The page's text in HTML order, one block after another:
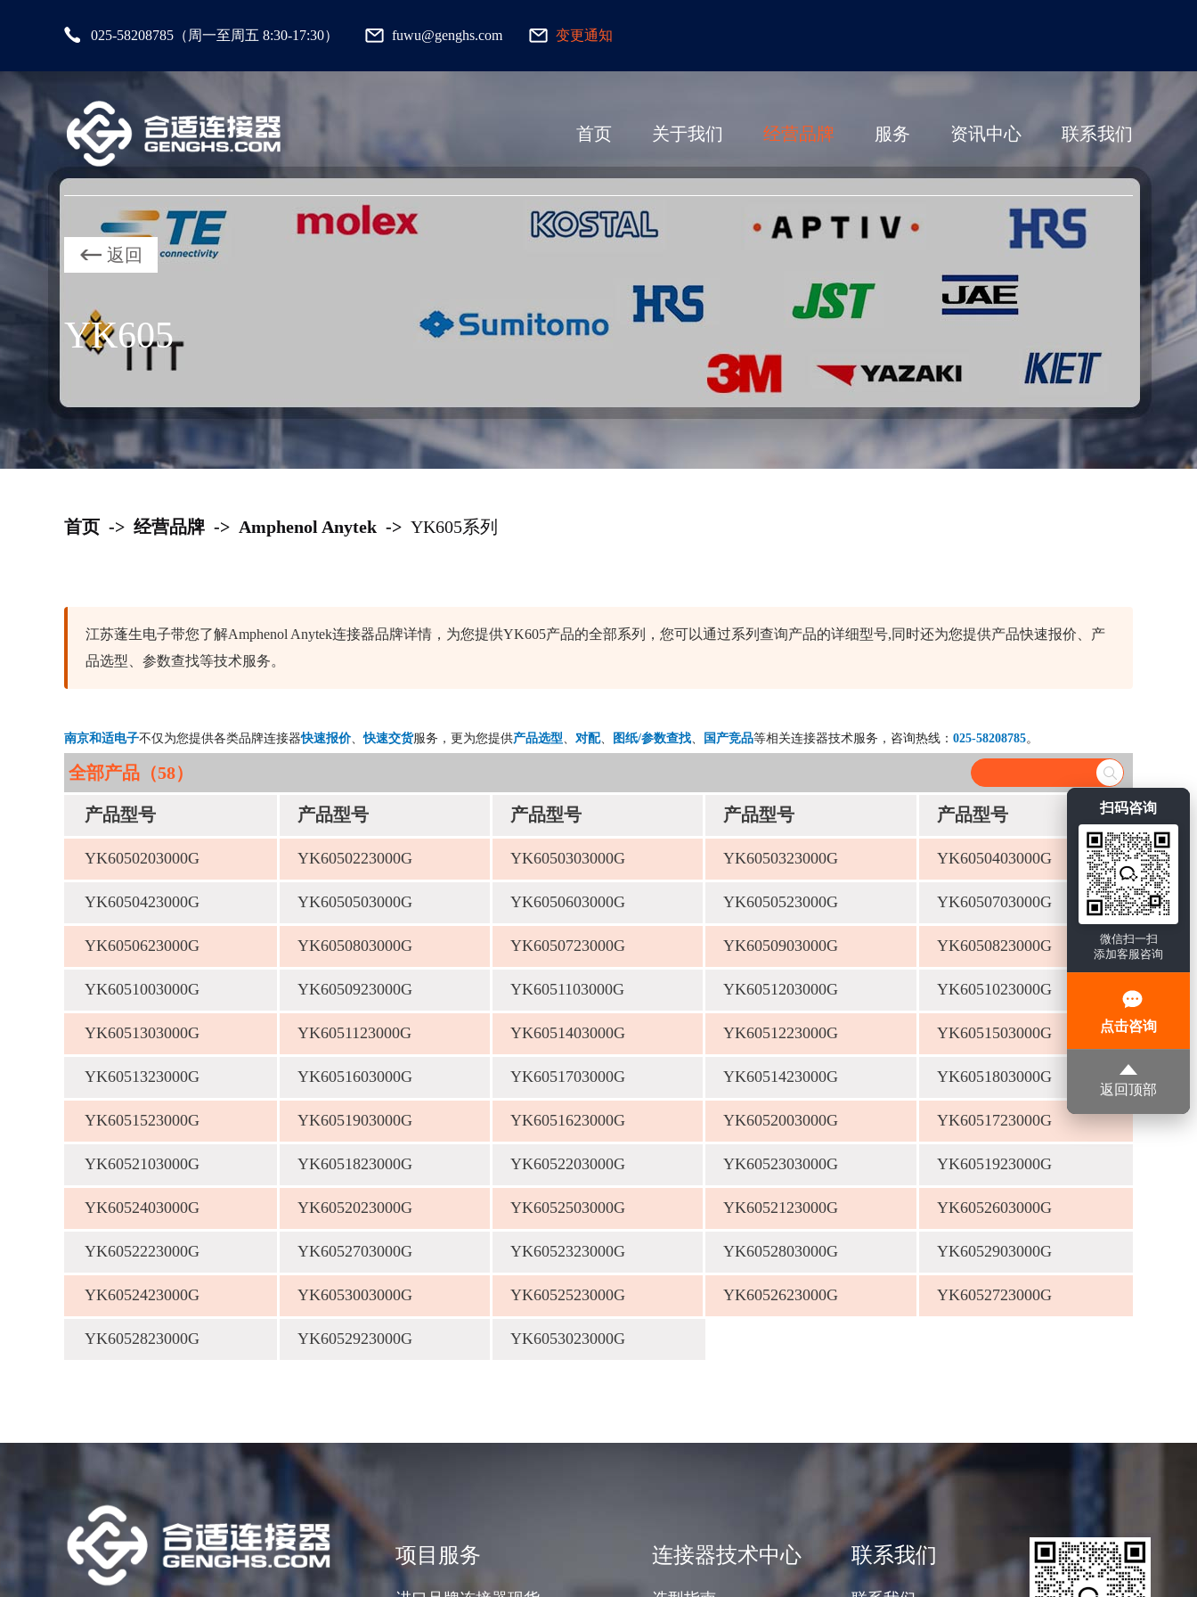
扫码咨询
微信扫一扫
添加客服咨询
点击咨询
返回顶部
025-58208785（周一至周五 8:30-17:30） fuwu@genghs.com 变更通知
首页 关于我们 经营品牌 服务 资讯中心 联系我们
返回
YK605
首页 -> 经营品牌 -> Amphenol Anytek -> YK605系列
江苏蓬生电子带您了解Amphenol Anytek连接器品牌详情，为您提供YK605产品的全部系列，您可以通过系列查询产品的详细型号,同时还为您提供产品快速报价、产
品选型、参数查找等技术服务。
南京和适电子不仅为您提供各类品牌连接器快速报价、快速交货服务，更为您提供产品选型、 对配、 图纸/参数查找、 国产竞品等相关连接器技术服务，咨询热线： 025-58208785。
全部产品（58）
产品型号 产品型号 产品型号 产品型号 产品型号
YK6050203000G YK6050223000G YK6050303000G YK6050323000G YK6050403000G
YK6050423000G YK6050503000G YK6050603000G YK6050523000G YK6050703000G
YK6050623000G YK6050803000G YK6050723000G YK6050903000G YK6050823000G
YK6051003000G YK6050923000G YK6051103000G YK6051203000G YK6051023000G
YK6051303000G YK6051123000G YK6051403000G YK6051223000G YK6051503000G
YK6051323000G YK6051603000G YK6051703000G YK6051423000G YK6051803000G
YK6051523000G YK6051903000G YK6051623000G YK6052003000G YK6051723000G
YK6052103000G YK6051823000G YK6052203000G YK6052303000G YK6051923000G
YK6052403000G YK6052023000G YK6052503000G YK6052123000G YK6052603000G
YK6052223000G YK6052703000G YK6052323000G YK6052803000G YK6052903000G
YK6052423000G YK6053003000G YK6052523000G YK6052623000G YK6052723000G
YK6052823000G YK6052923000G YK6053023000G
项目服务 连接器技术中心 联系我们